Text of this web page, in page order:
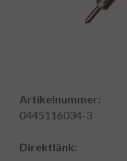
Artikelnummer:
0445116034-3
Direktlänk: